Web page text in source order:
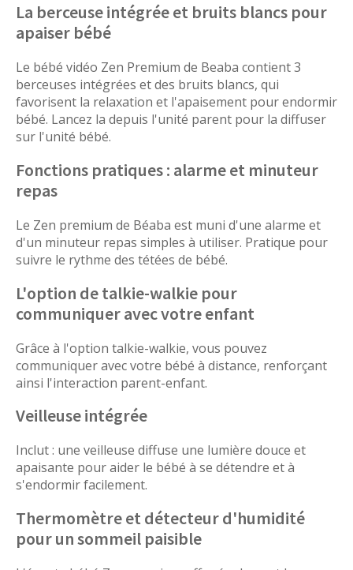
La berceuse intégrée et bruits blancs pour
apaiser bébé
Le bébé vidéo Zen Premium de Beaba contient 3
berceuses intégrées et des bruits blancs, qui
favorisent la relaxation et l'apaisement pour endormir
bébé. Lancez la depuis l'unité parent pour la diffuser
sur l'unité bébé.
Fonctions pratiques : alarme et minuteur
repas
Le Zen premium de Béaba est muni d'une alarme et
d'un minuteur repas simples à utiliser. Pratique pour
suivre le rythme des tétées de bébé.
L'option de talkie-walkie pour
communiquer avec votre enfant
Grâce à l'option talkie-walkie, vous pouvez
communiquer avec votre bébé à distance, renforçant
ainsi l'interaction parent-enfant.
Veilleuse intégrée
Inclut : une veilleuse diffuse une lumière douce et
apaisante pour aider le bébé à se détendre et à
s'endormir facilement.
Thermomètre et détecteur d'humidité
pour un sommeil paisible